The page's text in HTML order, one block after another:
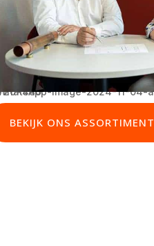
BEKIJK ONS ASSORTIMENT